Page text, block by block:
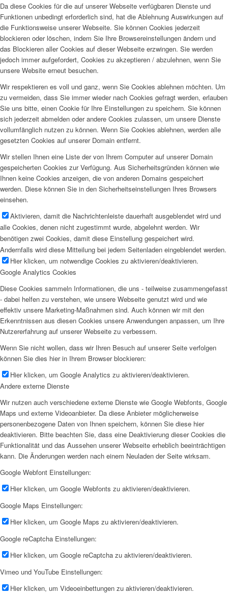
Da diese Cookies für die auf unserer Webseite verfügbaren Dienste und
Funktionen unbedingt erforderlich sind, hat die Ablehnung Auswirkungen auf
die Funktionsweise unserer Webseite. Sie können Cookies jederzeit
blockieren oder löschen, indem Sie Ihre Browsereinstellungen ändern und
das Blockieren aller Cookies auf dieser Webseite erzwingen. Sie werden
jedoch immer aufgefordert, Cookies zu akzeptieren / abzulehnen, wenn Sie
unsere Website erneut besuchen.
Wir respektieren es voll und ganz, wenn Sie Cookies ablehnen möchten. Um
zu vermeiden, dass Sie immer wieder nach Cookies gefragt werden, erlauben
Sie uns bitte, einen Cookie für Ihre Einstellungen zu speichern. Sie können
sich jederzeit abmelden oder andere Cookies zulassen, um unsere Dienste
vollumfänglich nutzen zu können. Wenn Sie Cookies ablehnen, werden alle
gesetzten Cookies auf unserer Domain entfernt.
Wir stellen Ihnen eine Liste der von Ihrem Computer auf unserer Domain
gespeicherten Cookies zur Verfügung. Aus Sicherheitsgründen können wie
Ihnen keine Cookies anzeigen, die von anderen Domains gespeichert
werden. Diese können Sie in den Sicherheitseinstellungen Ihres Browsers
einsehen.
Aktivieren, damit die Nachrichtenleiste dauerhaft ausgeblendet wird und
alle Cookies, denen nicht zugestimmt wurde, abgelehnt werden. Wir
benötigen zwei Cookies, damit diese Einstellung gespeichert wird.
Andernfalls wird diese Mitteilung bei jedem Seitenladen eingeblendet werden.
Hier klicken, um notwendige Cookies zu aktivieren/deaktivieren.
Google Analytics Cookies
Diese Cookies sammeln Informationen, die uns - teilweise zusammengefasst
- dabei helfen zu verstehen, wie unsere Webseite genutzt wird und wie
effektiv unsere Marketing-Maßnahmen sind. Auch können wir mit den
Erkenntnissen aus diesen Cookies unsere Anwendungen anpassen, um Ihre
Nutzererfahrung auf unserer Webseite zu verbessern.
Wenn Sie nicht wollen, dass wir Ihren Besuch auf unserer Seite verfolgen
können Sie dies hier in Ihrem Browser blockieren:
Hier klicken, um Google Analytics zu aktivieren/deaktivieren.
Andere externe Dienste
Wir nutzen auch verschiedene externe Dienste wie Google Webfonts, Google
Maps und externe Videoanbieter. Da diese Anbieter möglicherweise
personenbezogene Daten von Ihnen speichern, können Sie diese hier
deaktivieren. Bitte beachten Sie, dass eine Deaktivierung dieser Cookies die
Funktionalität und das Aussehen unserer Webseite erheblich beeinträchtigen
kann. Die Änderungen werden nach einem Neuladen der Seite wirksam.
Google Webfont Einstellungen:
Hier klicken, um Google Webfonts zu aktivieren/deaktivieren.
Google Maps Einstellungen:
Hier klicken, um Google Maps zu aktivieren/deaktivieren.
Google reCaptcha Einstellungen:
Hier klicken, um Google reCaptcha zu aktivieren/deaktivieren.
Vimeo und YouTube Einstellungen:
Hier klicken, um Videoeinbettungen zu aktivieren/deaktivieren.